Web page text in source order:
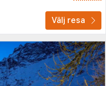
Välj resa